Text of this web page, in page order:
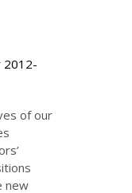
2012-
of our
new